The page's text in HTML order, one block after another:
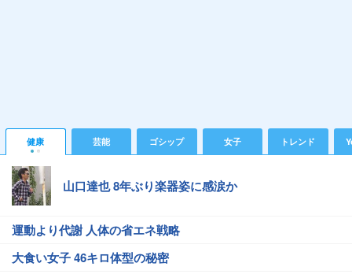
健康 芸能 ゴシップ 女子 トレンド
山口達也 8年ぶり楽器姿に感涙か
運動より代謝 人体の省エネ戦略
大食い女子 46キロ体型の秘密